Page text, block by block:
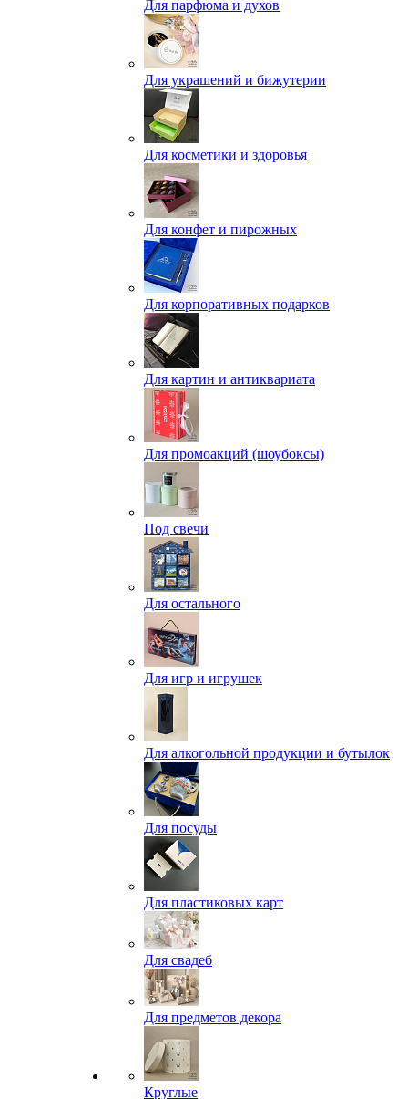
Для парфюма и духов
Для украшений и бижутерии
Для косметики и здоровья
Для конфет и пирожных
Для корпоративных подарков
Для картин и антиквариата
Для промоакций (шоубоксы)
Под свечи
Для остального
Для игр и игрушек
Для алкогольной продукции и бутылок
Для посуды
Для пластиковых карт
Для свадеб
Для предметов декора
Круглые